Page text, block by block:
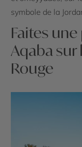
symbole de la
Faites
Aqaba sur
Rouge